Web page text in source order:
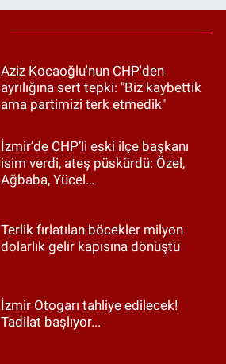
Aziz Kocaoğlu'nun CHP'den
ayrılığına sert tepki: "Biz kaybettik
ama partimizi terk etmedik"
İzmir’de CHP’li eski ilçe başkanı
isim verdi, ateş püskürdü: Özel,
Ağbaba, Yücel…
Terlik fırlatılan böcekler milyon
dolarlık gelir kapısına dönüştü
İzmir Otogarı tahliye edilecek!
Tadilat başlıyor...